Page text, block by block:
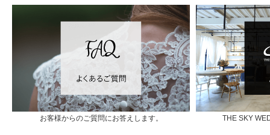
お客様からのご質問にお答えします。 THE SKY